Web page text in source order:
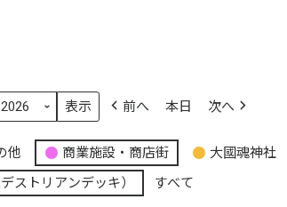
前へ 本日 次へ
他 商業施設・商店街
大國魂神社
ストリアンデッキ）
すべて